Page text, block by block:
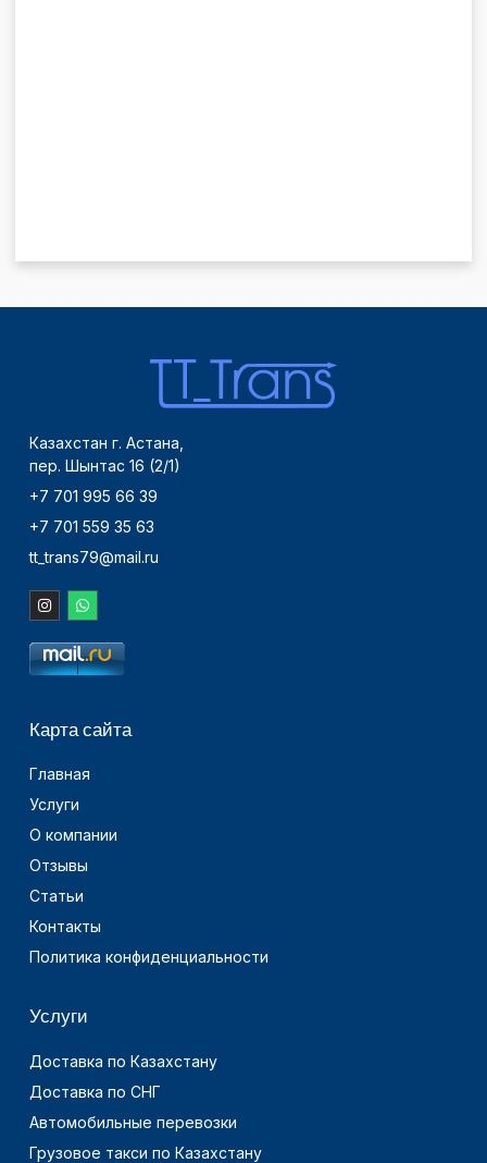
Казахстан г. Астана,
пер. Шынтас 16 (2/1)
+7 701 995 66 39
+7 701 559 35 63
tt_trans79@mail.ru
Карта сайта
Главная
Услуги
О компании
Отзывы
Статьи
Контакты
Политика конфиденциальности
Услуги
Доставка по Казахстану
Доставка по СНГ
Автомобильные перевозки
Грузовое такси по Казахстану